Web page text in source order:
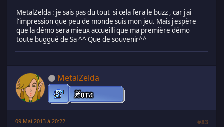
MetalZelda : je sais pas du tout si cela fera le buzz , car j'ai
l'impression que peu de monde suis mon jeu. Mais j'espère
que la démo sera mieux accueilli que ma première démo
toute buggué de Sa ^^ Que de souvenir^^
MetalZelda
09 Mai 2013 à 20:22 #83